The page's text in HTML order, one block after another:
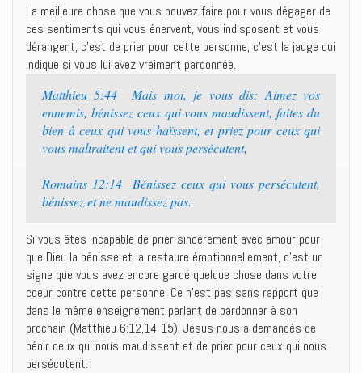
La meilleure chose que vous pouvez faire pour vous dégager de
ces sentiments qui vous énervent, vous indisposent et vous
dérangent, c’est de prier pour cette personne, c’est la jauge qui
indique si vous lui avez vraiment pardonnée.
Matthieu 5:44 Mais moi, je vous dis: Aimez vos
ennemis, bénissez ceux qui vous maudissent, faites du
bien à ceux qui vous haïssent, et priez pour ceux qui
vous maltraitent et qui vous persécutent,
Romains 12:14 Bénissez ceux qui vous persécutent,
bénissez et ne maudissez pas.
Si vous êtes incapable de prier sincèrement avec amour pour
que Dieu la bénisse et la restaure émotionnellement, c’est un
signe que vous avez encore gardé quelque chose dans votre
coeur contre cette personne. Ce n’est pas sans rapport que
dans le même enseignement parlant de pardonner à son
prochain (Matthieu 6:12,14-15), Jésus nous a demandés de
bénir ceux qui nous maudissent et de prier pour ceux qui nous
persécutent.